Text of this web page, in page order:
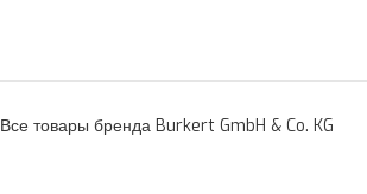
Все товары бренда Burkert GmbH & Co. KG